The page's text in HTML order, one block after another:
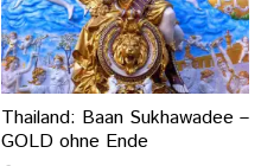
Thailand: Baan Sukhawadee –
GOLD ohne Ende